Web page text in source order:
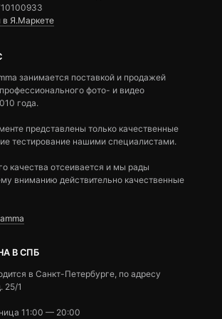
в Я.Маркете
занимается поставкой и продажей
фото- и видео
года.
представлены только качественные
тестирование нашими специалистами.
качества отсеивается и мы рады
вниманию действительно качественные
В СПБ
в Санкт-Петербурге, по адресу
25/1
11:00 — 20:00